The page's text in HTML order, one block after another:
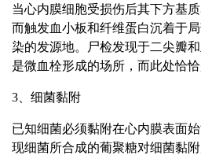
当心内膜细胞受损伤后其下方基
而触发血小板和纤维蛋白沉着于
染的发源地。尸检发现于二尖瓣
是微血栓形成的场所，而此处恰
3、细菌黏附
已知细菌必须黏附在心内膜表面
现细菌所合成的葡聚糖对细菌黏